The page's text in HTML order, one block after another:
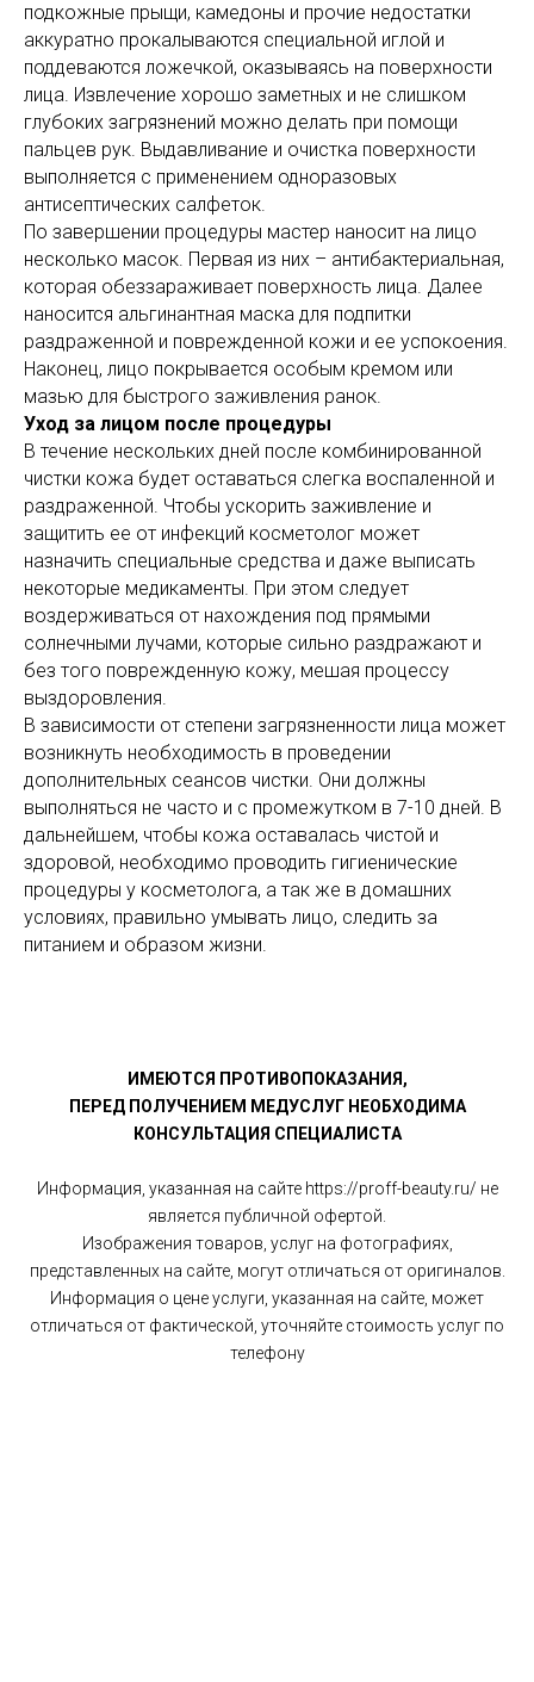
подкожные прыщи, камедоны и прочие недостатки
аккуратно прокалываются специальной иглой и
поддеваются ложечкой, оказываясь на поверхности
лица. Извлечение хорошо заметных и не слишком
глубоких загрязнений можно делать при помощи
пальцев рук. Выдавливание и очистка поверхности
выполняется с применением одноразовых
антисептических салфеток.
По завершении процедуры мастер наносит на лицо
несколько масок. Первая из них – антибактериальная,
которая обеззараживает поверхность лица. Далее
наносится альгинантная маска для подпитки
раздраженной и поврежденной кожи и ее успокоения.
Наконец, лицо покрывается особым кремом или
мазью для быстрого заживления ранок.
Уход за лицом после процедуры
В течение нескольких дней после комбинированной
чистки кожа будет оставаться слегка воспаленной и
раздраженной. Чтобы ускорить заживление и
защитить ее от инфекций косметолог может
назначить специальные средства и даже выписать
некоторые медикаменты. При этом следует
воздерживаться от нахождения под прямыми
солнечными лучами, которые сильно раздражают и
без того поврежденную кожу, мешая процессу
выздоровления.
В зависимости от степени загрязненности лица может
возникнуть необходимость в проведении
дополнительных сеансов чистки. Они должны
выполняться не часто и с промежутком в 7-10 дней. В
дальнейшем, чтобы кожа оставалась чистой и
здоровой, необходимо проводить гигиенические
процедуры у косметолога, а так же в домашних
условиях, правильно умывать лицо, следить за
питанием и образом жизни.
ИМЕЮТСЯ ПРОТИВОПОКАЗАНИЯ,
ПЕРЕД ПОЛУЧЕНИЕМ МЕДУСЛУГ НЕОБХОДИМА
КОНСУЛЬТАЦИЯ СПЕЦИАЛИСТА
Информация, указанная на сайте https://proff-beauty.ru/ не
является публичной офертой.
Изображения товаров, услуг на фотографиях,
представленных на сайте, могут отличаться от оригиналов.
Информация о цене услуги, указанная на сайте, может
отличаться от фактической, уточняйте стоимость услуг по
телефону